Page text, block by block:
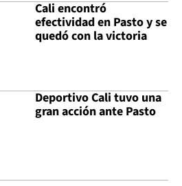
Cali encontró
efectividad en Pasto y se
quedó con la victoria
Deportivo Cali tuvo una
gran acción ante Pasto